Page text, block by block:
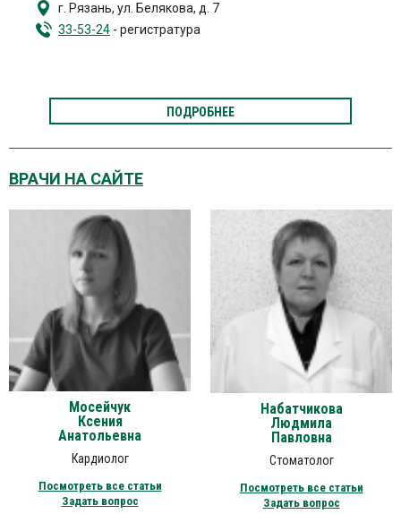
г. Рязань, ул. Белякова, д. 7
33-53-24 - регистратура
ПОДРОБНЕЕ
ВРАЧИ НА САЙТЕ
Мосейчук
Ксения
Анатольевна
Кардиолог
Посмотреть все статьи
Задать вопрос
Набатчикова
Людмила
Павловна
Стоматолог
Посмотреть все статьи
Задать вопрос